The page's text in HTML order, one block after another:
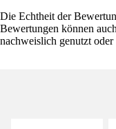
Die Echtheit der
Bewertungen können
nachweislich genutzt oder